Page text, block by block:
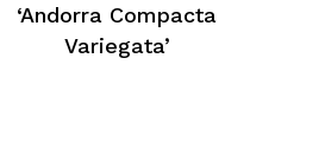
‘Andorra Compacta
Variegata’